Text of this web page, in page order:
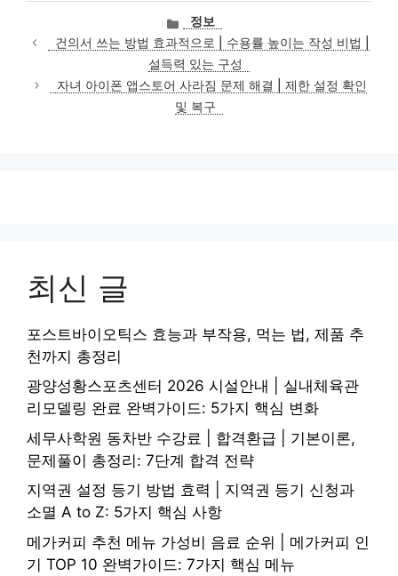
카
테
고
리
정보
건의서 쓰는 방법 효과적으로 | 수용률 높이는 작성 비법 |
설득력 있는 구성
자녀 아이폰 앱스토어 사라짐 문제 해결 | 제한 설정 확인
및 복구
최신 글
포스트바이오틱스 효능과 부작용, 먹는 법, 제품 추
천까지 총정리
광양성황스포츠센터 2026 시설안내 | 실내체육관
리모델링 완료 완벽가이드: 5가지 핵심 변화
세무사학원 동차반 수강료 | 합격환급 | 기본이론,
문제풀이 총정리: 7단계 합격 전략
지역권 설정 등기 방법 효력 | 지역권 등기 신청과
소멸 A to Z: 5가지 핵심 사항
메가커피 추천 메뉴 가성비 음료 순위 | 메가커피 인
기 TOP 10 완벽가이드: 7가지 핵심 메뉴